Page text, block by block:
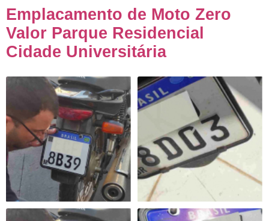
Emplacamento de Moto Zero
Valor Parque Residencial
Cidade Universitária